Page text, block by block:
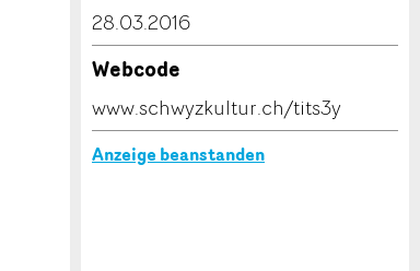
28.03.2016
Webcode
www.schwyzkultur.ch/tits3y
Anzeige beanstanden